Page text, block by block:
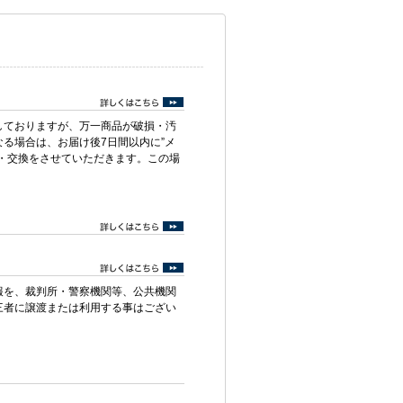
おりますが、万一商品が破損・汚
場合は、お届け後7日間以内に”メ
交換をさせていただきます。この場
、裁判所・警察機関等、公共機関
に譲渡または利用する事はござい